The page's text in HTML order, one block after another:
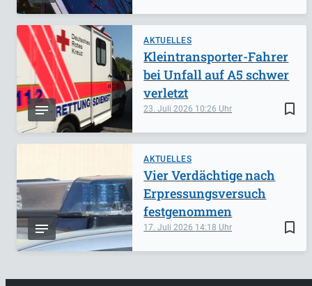
AKTUELLES
bookmark_border
23. Juli 2026 10:26
Kleintransporter-Fahrer
bei Unfall auf A5 schwer
verletzt
AKTUELLES
bookmark_border
17. Juli 2026 14:18
Vier Verdächtige nach
Erpressungsversuch
festgenommen